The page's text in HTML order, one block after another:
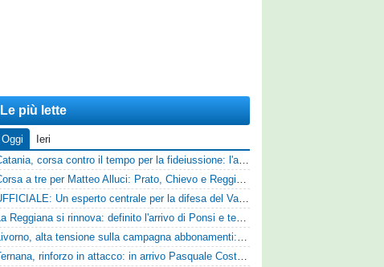
Le più lette
Oggi
Ieri
Catania, corsa contro il tempo per la fideiussione: l'annuncio della società e le ragioni dello slittamento
Corsa a tre per Matteo Alluci: Prato, Chievo e Reggina sul centrocampista
UFFICIALE: Un esperto centrale per la difesa del Vado
La Reggiana si rinnova: definito l'arrivo di Ponsi e test con l'Alcione
Livorno, alta tensione sulla campagna abbonamenti: la stoccata della Curva Nord alla società
Ternana, rinforzo in attacco: in arrivo Pasquale Costanzo dalla Paganese